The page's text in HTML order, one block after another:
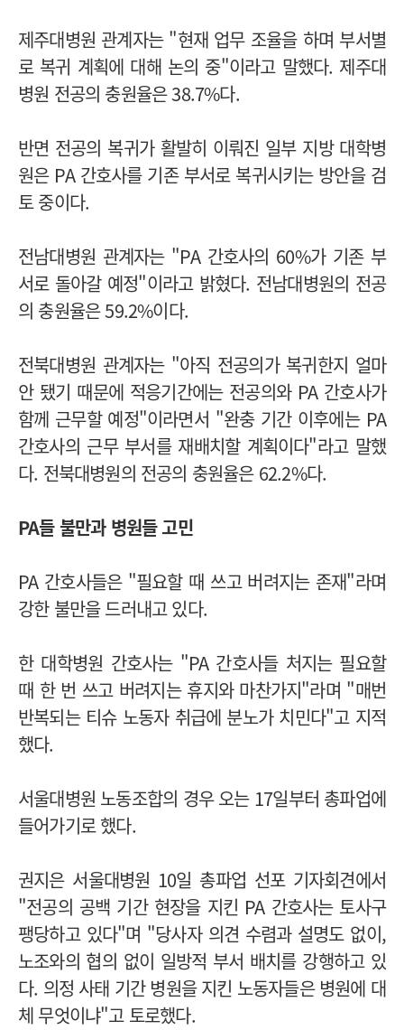
제주대병원 관계자는 "현재 업무 조율을 하며 부서별
로 복귀 계획에 대해 논의 중"이라고 말했다. 제주대
병원 전공의 충원율은 38.7%다.
반면 전공의 복귀가 활발히 이뤄진 일부 지방 대학병
원은 PA 간호사를 기존 부서로 복귀시키는 방안을 검
토 중이다.
전남대병원 관계자는 "PA 간호사의 60%가 기존 부
서로 돌아갈 예정"이라고 밝혔다. 전남대병원의 전공
의 충원율은 59.2%이다.
전북대병원 관계자는 "아직 전공의가 복귀한지 얼마
안 됐기 때문에 적응기간에는 전공의와 PA 간호사가
함께 근무할 예정"이라면서 "완충 기간 이후에는 PA
간호사의 근무 부서를 재배치할 계획이다"라고 말했
다. 전북대병원의 전공의 충원율은 62.2%다.
PA들 불만과 병원들 고민
PA 간호사들은 "필요할 때 쓰고 버려지는 존재"라며
강한 불만을 드러내고 있다.
한 대학병원 간호사는 "PA 간호사들 처지는 필요할
때 한 번 쓰고 버려지는 휴지와 마찬가지"라며 "매번
반복되는 티슈 노동자 취급에 분노가 치민다"고 지적
했다.
서울대병원 노동조합의 경우 오는 17일부터 총파업에
들어가기로 했다.
권지은 서울대병원 10일 총파업 선포 기자회견에서
"전공의 공백 기간 현장을 지킨 PA 간호사는 토사구
팽당하고 있다"며 "당사자 의견 수렴과 설명도 없이,
노조와의 협의 없이 일방적 부서 배치를 강행하고 있
다. 의정 사태 기간 병원을 지킨 노동자들은 병원에 대
체 무엇이냐"고 토로했다.